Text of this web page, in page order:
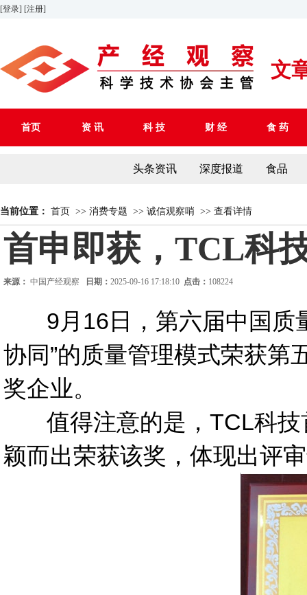
[登录] [注册]
文
首页 资 讯 科 技 财 经 食 药
头条资讯 深度报道 食品
当前位置： 首页 >> 消费专题 >> 诚信观察哨 >> 查看详情
首申即获，TCL科
来源： 中国产经观察 日期： 2025-09-16 17:18:10 点击： 108224
9月16日，第六届中国质
协同”的质量管理模式荣获第
奖企业。
值得注意的是，TCL科技
颖而出荣获该奖，体现出评